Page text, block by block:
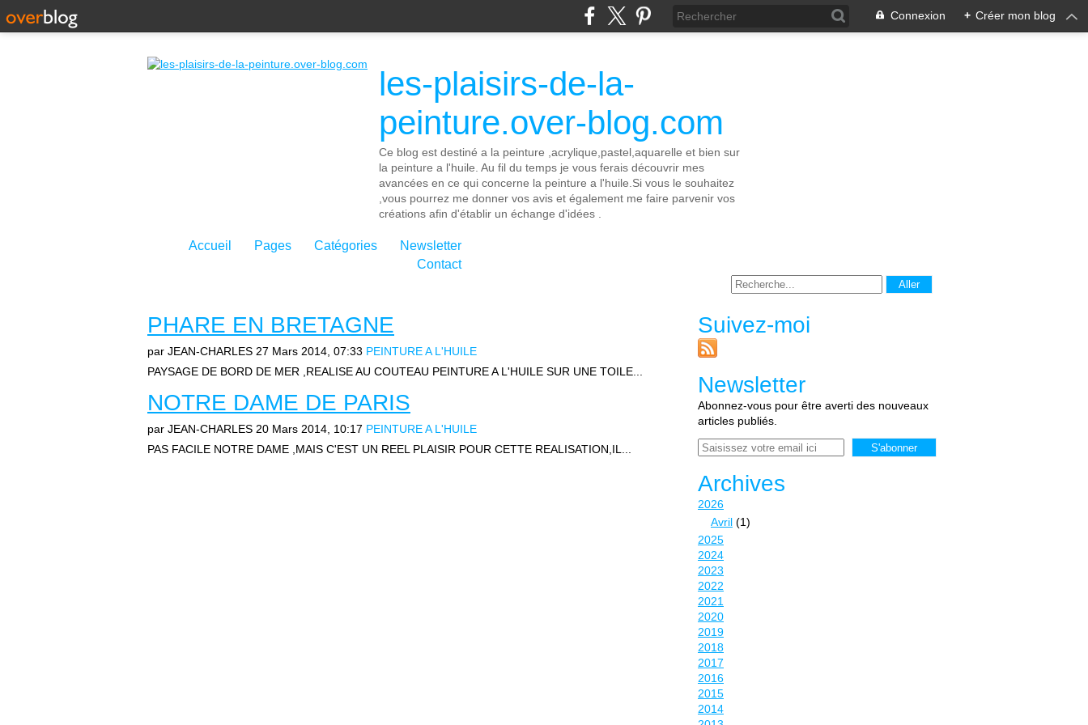
Connexion + Créer mon blog
les-plaisirs-de-la-
peinture.over-blog.com
Ce blog est destiné a la peinture ,acrylique,pastel,aquarelle et bien sur
la peinture a l'huile. Au fil du temps je vous ferais découvrir mes
avancées en ce qui concerne la peinture a l'huile.Si vous le souhaitez
,vous pourrez me donner vos avis et également me faire parvenir vos
créations afin d'établir un échange d'idées .
Accueil Pages Catégories
Newsletter
Contact
PHARE EN BRETAGNE
par JEAN-CHARLES 27 Mars 2014, 07:33 PEINTURE A L'HUILE
PAYSAGE DE BORD DE MER ,REALISE AU COUTEAU PEINTURE A L'HUILE SUR UNE TOILE...
NOTRE DAME DE PARIS
par JEAN-CHARLES 20 Mars 2014, 10:17 PEINTURE A L'HUILE
PAS FACILE NOTRE DAME ,MAIS C'EST UN REEL PLAISIR POUR CETTE REALISATION,IL...
Suivez-moi
Newsletter
Abonnez-vous pour être averti des nouveaux
articles publiés.
Email
Archives
2026
Avril (1)
2025
2024
2023
2022
2021
2020
2019
2018
2017
2016
2015
2014